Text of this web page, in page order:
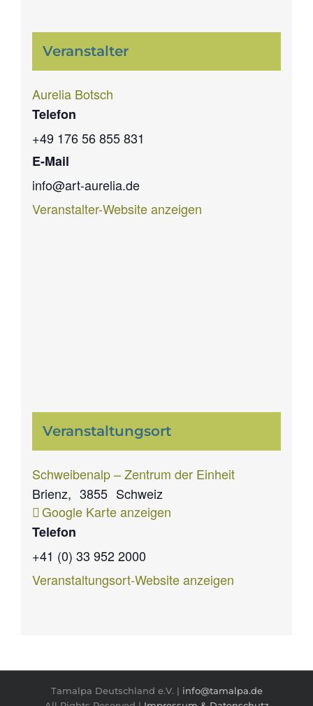
Veranstalter
Aurelia Botsch
Telefon
+49 176 56 855 831
E-Mail
info@art-aurelia.de
Veranstalter-Website anzeigen
Veranstaltungsort
Schweibenalp – Zentrum der Einheit
Brienz, 3855 Schweiz
Google Karte anzeigen
Telefon
+41 (0) 33 952 2000
Veranstaltungsort-Website anzeigen
Tamalpa Deutschland e.V. | info@tamalpa.de